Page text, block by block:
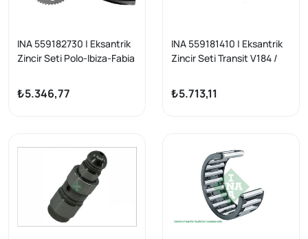
INA 559182730 | Eksantrik
Zincir Seti Polo-Ibiza-Fabia
₺5.346,77
INA 559181410 | Eksantrik
Zincir Seti Transit V184 /
₺5.713,11